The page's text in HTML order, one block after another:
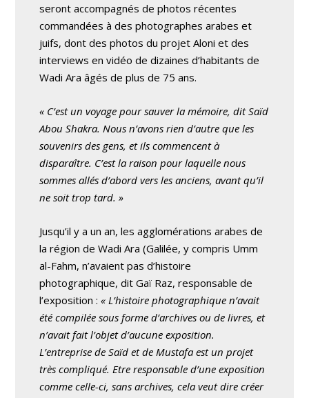
seront accompagnés de photos récentes
commandées à des photographes arabes et
juifs, dont des photos du projet Aloni et des
interviews en vidéo de dizaines d’habitants de
Wadi Ara âgés de plus de 75 ans.
« C’est un voyage pour sauver la mémoire, dit Saïd
Abou Shakra. Nous n’avons rien d’autre que les
souvenirs des gens, et ils commencent à
disparaître. C’est la raison pour laquelle nous
sommes allés d’abord vers les anciens, avant qu’il
ne soit trop tard. »
Jusqu’il y a un an, les agglomérations arabes de
la région de Wadi Ara (Galilée, y compris Umm
al-Fahm, n’avaient pas d’histoire
photographique, dit Gaï Raz, responsable de
l’exposition :« L’histoire photographique n’avait
été compilée sous forme d’archives ou de livres, et
n’avait fait l’objet d’aucune exposition.
L’entreprise de Saïd et de Mustafa est un projet
très compliqué. Etre responsable d’une exposition
comme celle-ci, sans archives, cela veut dire créer